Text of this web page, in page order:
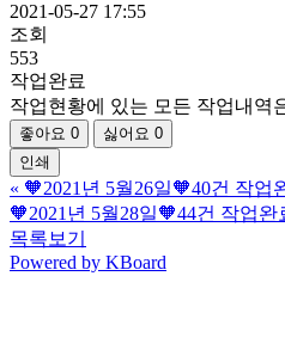
2021-05-27 17:55
조회
553
작업완료
작업현황에 있는 모든 작업내역
좋아요 0 싫어요 0
인쇄
« 🧡2021년 5월26일🧡40건 작업
🧡2021년 5월28일🧡44건 작업
목록보기
Powered by KBoard